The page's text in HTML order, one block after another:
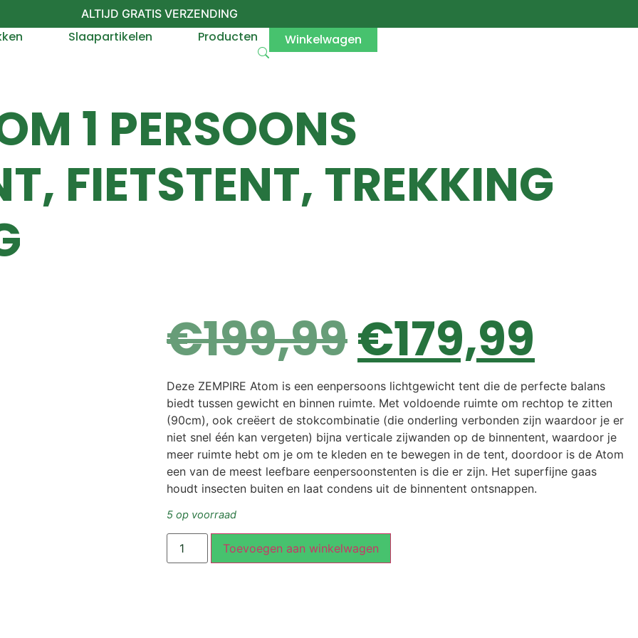
ALTIJD GRATIS VERZENDING
Slaapartikelen Producten Winkelwagen
1 PERSOONS
FIETSTENT, TREKKING
€199,99€179,99
Deze ZEMPIRE Atom is een eenpersoons lichtgewicht tent die de perfecte balans
biedt tussen gewicht en binnen ruimte. Met voldoende ruimte om rechtop te zitten
(90cm), ook creëert de stokcombinatie (die onderling verbonden zijn waardoor je er
niet snel één kan vergeten) bijna verticale zijwanden op de binnentent, waardoor je
meer ruimte hebt om je om te kleden en te bewegen in de tent, doordoor is de Atom
een van de meest leefbare eenpersoonstenten is die er zijn. Het superfijne gaas
houdt insecten buiten en laat condens uit de binnentent ontsnappen.
5 op voorraad
Toevoegen aan winkelwagen